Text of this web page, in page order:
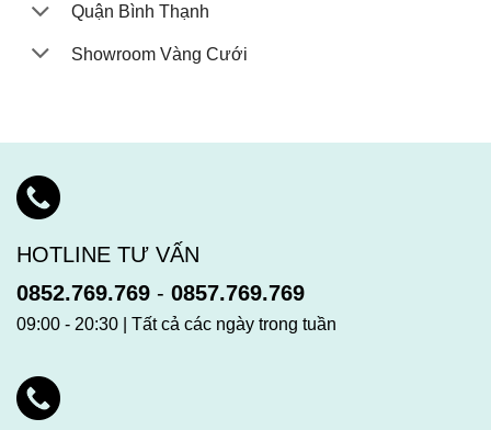
Quận Bình Thạnh
Showroom Vàng Cưới
HOTLINE TƯ VẤN
0852.769.769 - 0857.769.769
09:00 - 20:30 | Tất cả các ngày trong tuần